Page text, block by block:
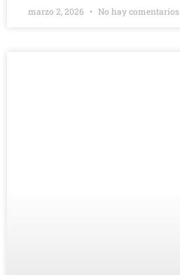
marzo 2, 2026 No hay comentarios